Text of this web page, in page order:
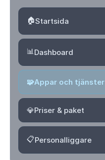
🏠Startsida
📊Dashboard
🧩Appar och tjänster
💎Priser & paket
📋Personalliggare